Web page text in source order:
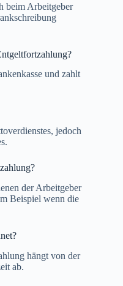
beim Arbeitgeber
und zahlt
jedoch
der Arbeitgeber
Beispiel wenn die
hängt von der
ab.